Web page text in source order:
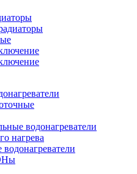
водонагреватели
нагрева